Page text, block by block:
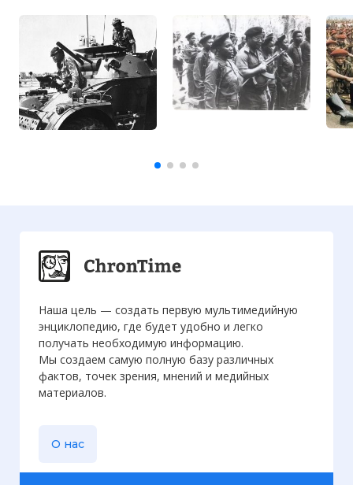
Наша цель — создать первую мультимедийную
энциклопедию, где будет удобно и легко
получать необходимую информацию.
Мы создаем самую полную базу различных
фактов, точек зрения, мнений и медийных
материалов.
О нас